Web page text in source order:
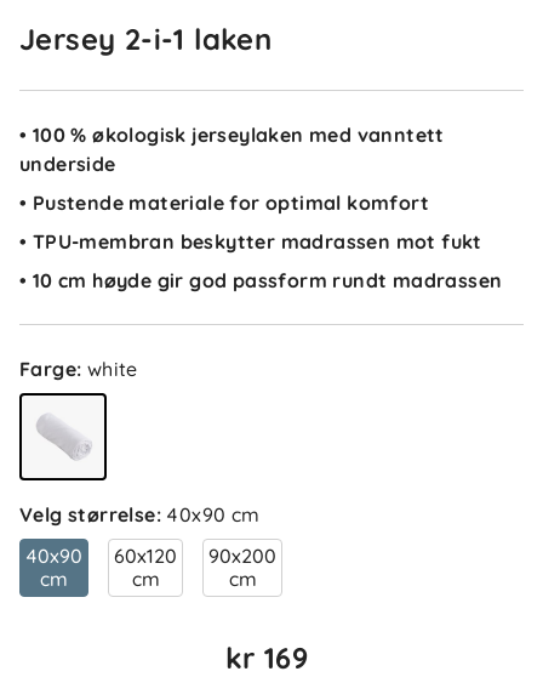
Jersey 2-i-1 laken
• 100 % økologisk jerseylaken med vanntett
underside
• Pustende materiale for optimal komfort
• TPU-membran beskytter madrassen mot fukt
• 10 cm høyde gir god passform rundt madrassen
Farge: white
Velg størrelse: 40x90 cm
40x90
cm
60x120
cm
90x200
cm
kr 169